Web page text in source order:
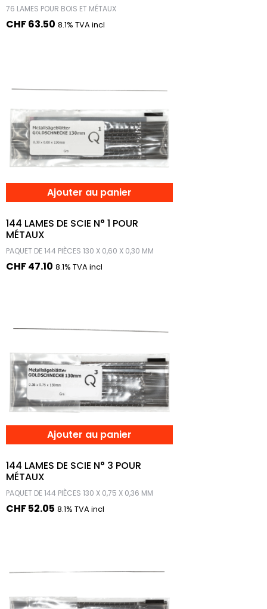
76 LAMES POUR BOIS ET MÉTAUX
CHF63.50 8.1% TVA incl
Ajouter au panier
144 LAMES DE SCIE N° 1 POUR
MÉTAUX
PAQUET DE 144 PIÈCES 130 X 0,60 X 0,30 MM
CHF47.10 8.1% TVA incl
Ajouter au panier
144 LAMES DE SCIE N° 3 POUR
MÉTAUX
PAQUET DE 144 PIÈCES 130 X 0,75 X 0,36 MM
CHF52.05 8.1% TVA incl